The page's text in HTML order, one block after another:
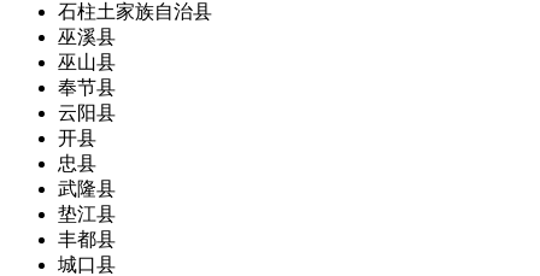
石柱土家族自治县
巫溪县
巫山县
奉节县
云阳县
开县
忠县
武隆县
垫江县
丰都县
城口县